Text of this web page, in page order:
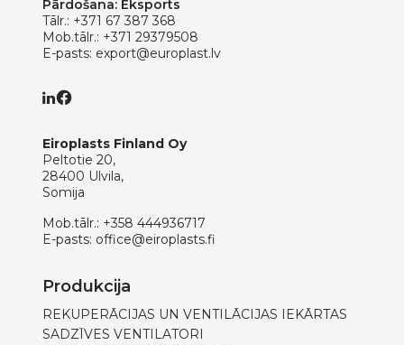
Pārdošana: Eksports
Tālr.: +371 67 387 368
Mob.tālr.: +371 29379508
E-pasts: export@europlast.lv
Eiroplasts Finland Oy
Peltotie 20,
28400 Ulvila,
Somija
Mob.tālr.: +358 444936717
E-pasts: office@eiroplasts.fi
Produkcija
REKUPERĀCIJAS UN VENTILĀCIJAS IEKĀRTAS
SADZĪVES VENTILATORI